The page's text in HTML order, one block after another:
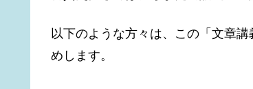
以下のような方々は、この「文章
めします。